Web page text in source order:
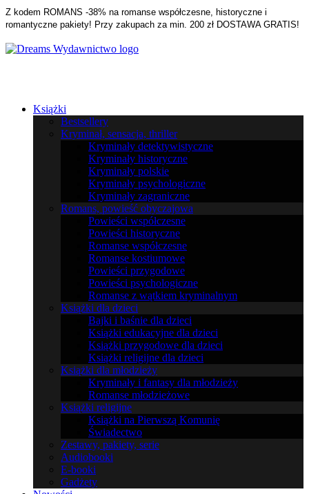
Z kodem ROMANS -38% na romanse współczesne, historyczne i
romantyczne pakiety! Przy zakupach za min. 200 zł DOSTAWA GRATIS!
Książki
Bestsellery
Kryminał, sensacja, thriller
Kryminały detektywistyczne
Kryminały historyczne
Kryminały polskie
Kryminały psychologiczne
Kryminały zagraniczne
Romans, powieść obyczajowa
Powieści współczesne
Powieści historyczne
Romanse współczesne
Romanse kostiumowe
Powieści przygodowe
Powieści psychologiczne
Romanse z wątkiem kryminalnym
Książki dla dzieci
Bajki i baśnie dla dzieci
Książki edukacyjne dla dzieci
Książki przygodowe dla dzieci
Książki religijne dla dzieci
Książki dla młodzieży
Kryminały i fantasy dla młodzieży
Romanse młodzieżowe
Książki religijne
Książki na Pierwszą Komunię
Świadectwo
Zestawy, pakiety, serie
Audiobooki
E-booki
Gadżety